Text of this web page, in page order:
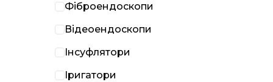
Фіброендоскопи
Відеоендоскопи
Інсуфлятори
Іригатори